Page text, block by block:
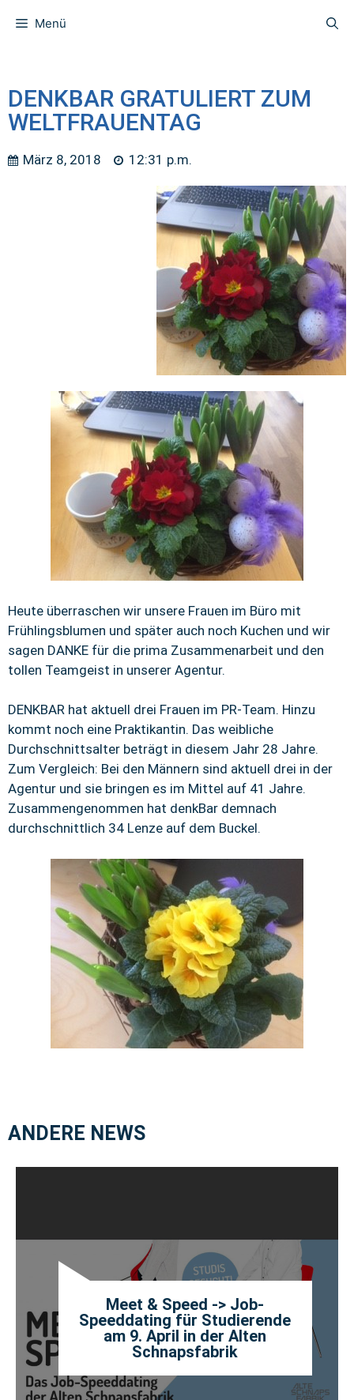
Menü
DENKBAR GRATULIERT ZUM
WELTFRAUENTAG
März 8, 2018 12:31 p.m.
Heute überraschen wir unsere Frauen im Büro mit
Frühlingsblumen und später auch noch Kuchen und wir
sagen DANKE für die prima Zusammenarbeit und den
tollen Teamgeist in unserer Agentur.
DENKBAR hat aktuell drei Frauen im PR-Team. Hinzu
kommt noch eine Praktikantin. Das weibliche
Durchschnittsalter beträgt in diesem Jahr 28 Jahre.
Zum Vergleich: Bei den Männern sind aktuell drei in der
Agentur und sie bringen es im Mittel auf 41 Jahre.
Zusammengenommen hat denkBar demnach
durchschnittlich 34 Lenze auf dem Buckel.
ANDERE NEWS
Meet & Speed -> Job-
Speeddating für Studierende
am 9. April in der Alten
Schnapsfabrik